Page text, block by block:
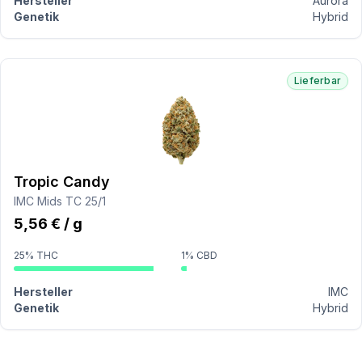
Genetik
Hybrid
Lieferbar
Tropic Candy
IMC Mids TC 25/1
5,56 € / g
25% THC 1% CBD
Hersteller
IMC
Genetik
Hybrid